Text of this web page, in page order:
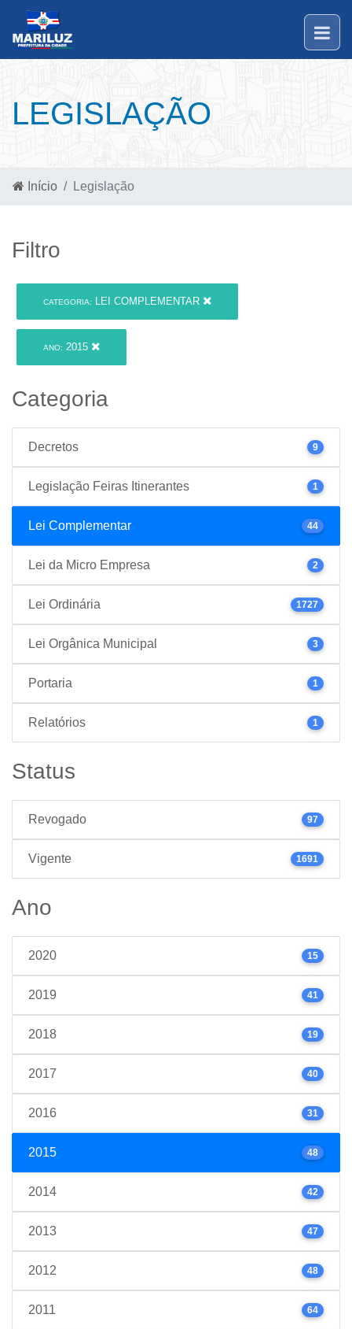
LEGISLAÇÃO
Início Legislação
Filtro
CATEGORIA: LEI COMPLEMENTAR
ANO: 2015
Categoria
Decretos 9
Legislação Feiras Itinerantes 1
Lei Complementar 44
Lei da Micro Empresa 2
Lei Ordinária 1727
Lei Orgânica Municipal 3
Portaria 1
Relatórios 1
Status
Revogado 97
Vigente 1691
Ano
2020 15
2019 41
2018 19
2017 40
2016 31
2015 48
2014 42
2013 47
2012 48
2011 64